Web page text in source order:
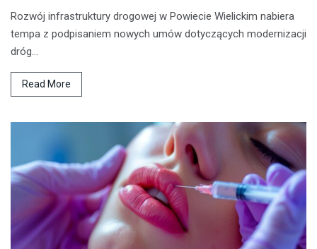
Rozwój infrastruktury drogowej w Powiecie Wielickim nabiera
tempa z podpisaniem nowych umów dotyczących modernizacji
dróg…
Read More